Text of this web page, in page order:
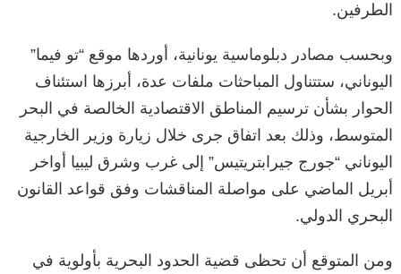
الطرفين.
وبحسب مصادر دبلوماسية يونانية، أوردها موقع “تو فيما”
اليوناني، ستتناول المباحثات ملفات عدة، أبرزها استئناف
الحوار بشأن ترسيم المناطق الاقتصادية الخالصة في البحر
المتوسط، وذلك بعد اتفاق جرى خلال زيارة وزير الخارجية
اليوناني “جورج جيرابتريتيس” إلى غرب وشرق ليبيا أواخر
أبريل الماضي على مواصلة المناقشات وفق قواعد القانون
البحري الدولي.
ومن المتوقع أن تحظى قضية الحدود البحرية بأولوية في